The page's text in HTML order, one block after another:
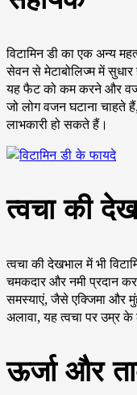
विटामिन डी का एक अन्य
सेवन से मेटाबोलिज्म में सुधार
यह फैट को कम करने और
जो लोग वजन घटाना चाहते
लाभकारी हो सकते हैं।
त्वचा की
त्वचा की देखभाल में भी
चमकदार और नमी प्रदान
समस्याएं, जैसे एक्जिमा और
अलावा, यह त्वचा पर उम्र
ऊर्जा और